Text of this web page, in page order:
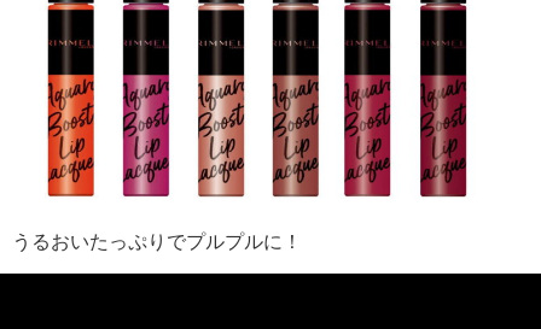
うるおいたっぷりでプルプルに！